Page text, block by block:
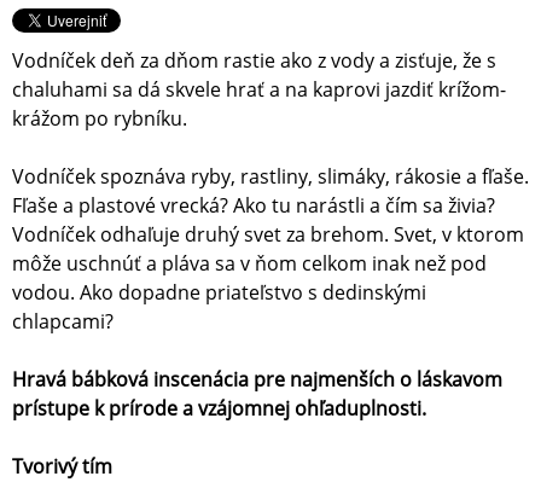
Vodníček deň za dňom rastie ako z vody a zisťuje, že s
chaluhami sa dá skvele hrať a na kaprovi jazdiť krížom-
krážom po rybníku.
Vodníček spoznáva ryby, rastliny, slimáky, rákosie a fľaše.
Fľaše a plastové vrecká? Ako tu narástli a čím sa živia?
Vodníček odhaľuje druhý svet za brehom. Svet, v ktorom
môže uschnúť a pláva sa v ňom celkom inak než pod
vodou. Ako dopadne priateľstvo s dedinskými
chlapcami?
Hravá bábková inscenácia pre najmenších o láskavom
prístupe k prírode a vzájomnej ohľaduplnosti.
Tvorivý tím